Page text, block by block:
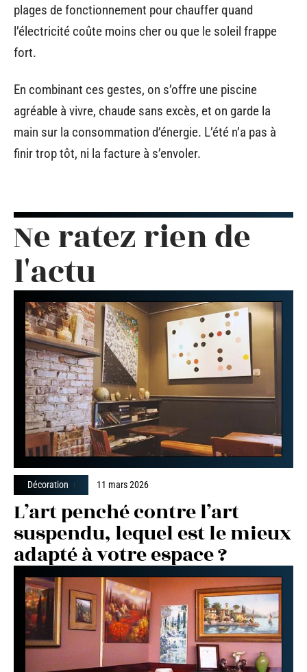
plages de fonctionnement pour chauffer quand
l’électricité coûte moins cher ou que le soleil frappe
fort.
En combinant ces gestes, on s’offre une piscine
agréable à vivre, chaude sans excès, et on garde la
main sur la consommation d’énergie. L’été n’a pas à
finir trop tôt, ni la facture à s’envoler.
Ne ratez rien de
l'actu
Décoration 11 mars 2026
L’art penché contre l’art
suspendu, lequel est le mieux
adapté à votre espace ?